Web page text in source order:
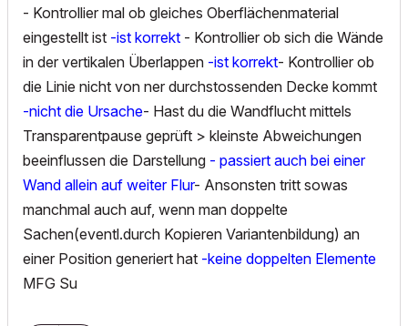
- Kontrollier mal ob gleiches Oberflächenmaterial
eingestellt ist -ist korrekt - Kontrollier ob sich die Wände
in der vertikalen Überlappen -ist korrekt- Kontrollier ob
die Linie nicht von ner durchstossenden Decke kommt
-nicht die Ursache- Hast du die Wandflucht mittels
Transparentpause geprüft > kleinste Abweichungen
beeinflussen die Darstellung - passiert auch bei einer
Wand allein auf weiter Flur- Ansonsten tritt sowas
manchmal auch auf, wenn man doppelte
Sachen(eventl.durch Kopieren Variantenbildung) an
einer Position generiert hat -keine doppelten Elemente
MFG Su